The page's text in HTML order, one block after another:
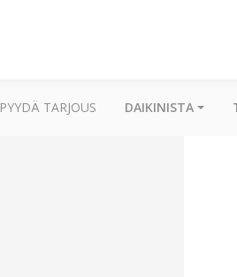
PYYDÄ TARJOUS DAIKINISTA